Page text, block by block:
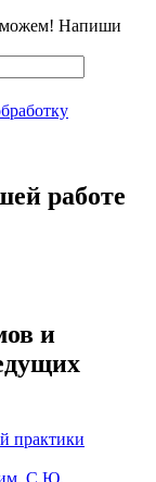
Напиши
работе
и
практики
им. С.Ю.